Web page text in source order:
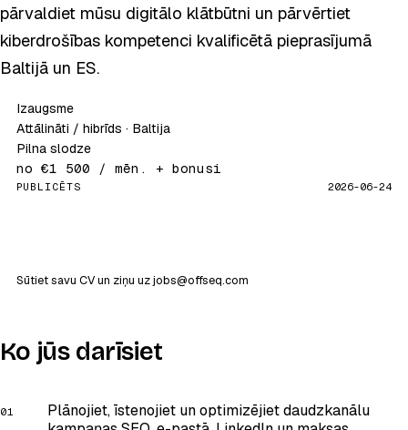
pārvaldiet mūsu digitālo klātbūtni un pārvērtiet
kiberdrošības kompetenci kvalificētā pieprasījumā
Baltijā un ES.
Izaugsme
Attālināti / hibrīds · Baltija
Pilna slodze
no €1 500 / mēn. + bonusi
PUBLICĒTS 2026-06-24
Sūtiet savu CV un ziņu uzjobs@offseq.com
Ko jūs darīsiet
Plānojiet, īstenojiet un optimizējiet daudzkanālu